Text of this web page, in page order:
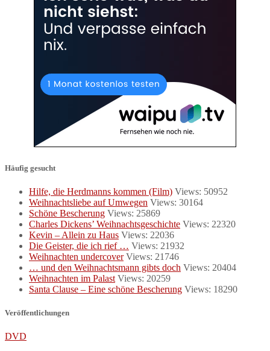
Häufig gesucht
Hilfe, die Herdmanns kommen (Film) Views: 50952
Weihnachtsliebe auf Umwegen Views: 30164
Schöne Bescherung Views: 25869
Charles Dickens’ Weihnachtsgeschichte Views: 22320
Kevin – Allein zu Haus Views: 22036
Die Geister, die ich rief … Views: 21932
Weihnachten undercover Views: 21746
… und den Weihnachtsmann gibts doch Views: 20404
Weihnachten im Palast Views: 20259
Santa Clause – Eine schöne Bescherung Views: 18290
Veröffentlichungen
DVD